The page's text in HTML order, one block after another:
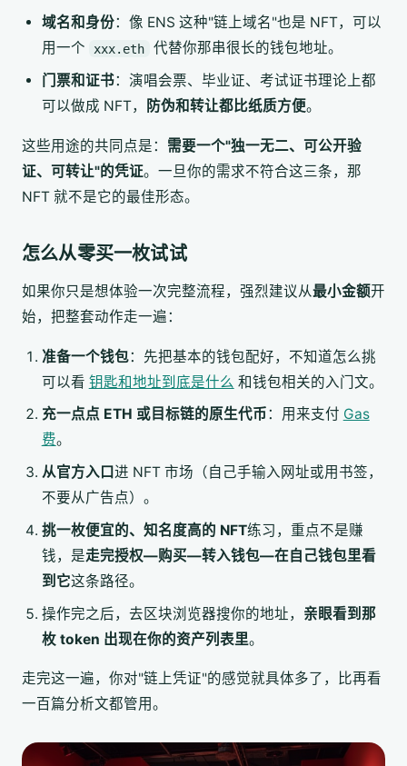
域名和身份：像 ENS 这种"链上域名"也是 NFT，可以
用一个
xxx.eth
代替你那串很长的钱包地址。
门票和证书：演唱会票、毕业证、考试证书理论上都
可以做成 NFT，
防伪和转让都比纸质方便。
这些用途的共同点是： 需要一个"独一无二、可公开验
证、可转让"的凭证。一旦你的需求不符合这三条，那
NFT 就不是它的最佳形态。
怎么从零买一枚试试
如果你只是想体验一次完整流程，强烈建议从最小金额开
始，把整套动作走一遍：
准备一个钱包：先把基本的钱包配好，不知道怎么挑
可以看 钥匙和地址到底是什么 和钱包相关的入门文。
充一点点 ETH 或目标链的原生代币 ：用来支付 Gas
费。
从官方入口进 NFT 市场（自己手输入网址或用书签，
不要从广告点）。
挑一枚便宜的、知名度高的 NFT练习，重点不是赚
钱，是走完授权—购买—转入钱包—在自己钱包里看
到它这条路径。
操作完之后，去区块浏览器搜你的地址， 亲眼看到那
枚 token 出现在你的资产列表里。
走完这一遍，你对"链上凭证"的感觉就具体多了，比再看
一百篇分析文都管用。